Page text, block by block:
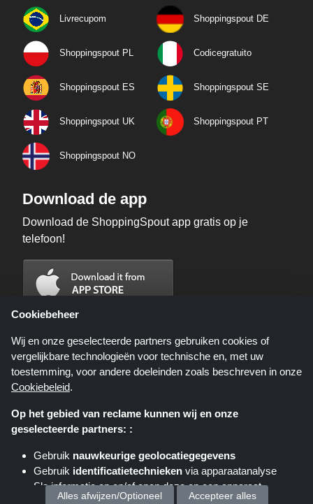
Livrecupom Shoppingspout DE
Shoppingspout PL Codicegratuito
Shoppingspout ES Shoppingspout SE
Shoppingspout UK Shoppingspout PT
Shoppingspout NO
Download de app
Download de ShoppingSpout app gratis op je
telefoon!
Shoppingspout.nl is een website die u deals, kortingen en kortingscodes
verschillende affiliate netwerken. Shoppingspout.nl of zijn medewerkers
maken geen deel uit van het bestelproces wanneer u een bestelling plaatst
via deze links, zij ontvangen enkel een commissie via deze links/deals.
auteursrechten © 2026 ShoppingSpout. Alle rechten voorbehouden.
Cookiebeheer
Wij en onze geselecteerde partners gebruiken cookies of
vergelijkbare technologieën voor technische en, met uw
toestemming, voor andere doeleinden zoals beschreven in onze
Cookiebeleid.
Op het gebied van reclame kunnen wij en onze
geselecteerde partners: :
Gebruik nauwkeurige geolocatiegegevens
Gebruik identificatietechnieken via apparaatanalyse
Sla informatie op en/of open deze op een apparaat
Alles afwijzen/Optioneel Accepteer alles